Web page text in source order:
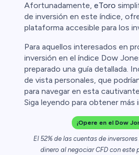
Afortunadamente, eToro
de inversión en este índice,
plataforma accesible para los
Para aquellos interesados en
inversión en el índice Dow
preparado una guía detallada.
de vista personales, que
para navegar en esta
Siga leyendo para obtener más
¡Opere en el Dow
El 52% de las cuentas de
dinero al negociar CFD con este